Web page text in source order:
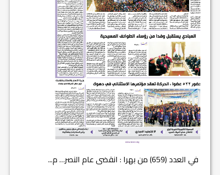
في العدد (659) من بهرا : انقضى عام النصر… م...